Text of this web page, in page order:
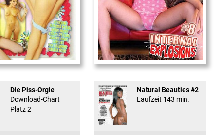
#8 - ...
Die Piss-Orgie
Download-Chart
Platz 2
Internal Explosionen
Natural Beauties #2
Laufzeit 143 min.